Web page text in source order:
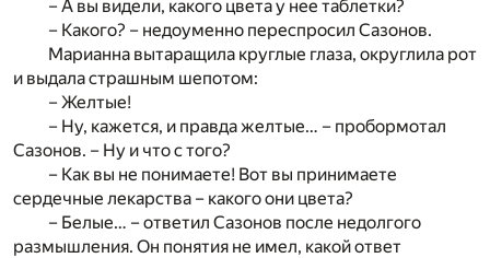
– А вы видели, какого цвета у нее таблетки?
– Какого? – недоуменно переспросил Сазонов.
Марианна вытаращила круглые глаза, округлила рот
и выдала страшным шепотом:
– Желтые!
– Ну, кажется, и правда желтые… – пробормотал
Сазонов. – Ну и что с того?
– Как вы не понимаете! Вот вы принимаете
сердечные лекарства – какого они цвета?
– Белые… – ответил Сазонов после недолгого
размышления. Он понятия не имел, какой ответ